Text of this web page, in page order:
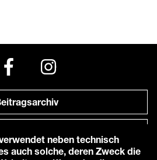
neben technisch
auch solche, deren Zweck die